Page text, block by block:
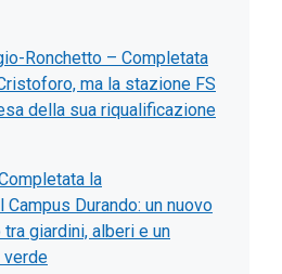
Ronchetto – Completata
ma la stazione FS
della sua riqualificazione
la
Durando: un nuovo
giardini, alberi e un
verde